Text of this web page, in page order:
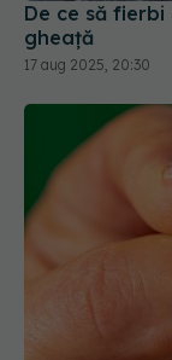
De ce să
gheață
17 aug 2025, 20:30